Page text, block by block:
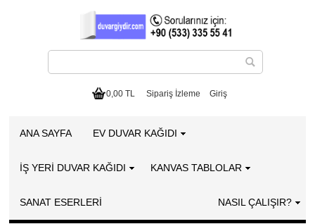
0,00 TL Sipariş İzleme Giriş
ANA SAYFA EV DUVAR KAĞIDI
İŞ YERİ DUVAR KAĞIDI KANVAS TABLOLAR
SANAT ESERLERI NASIL ÇALIŞIR?